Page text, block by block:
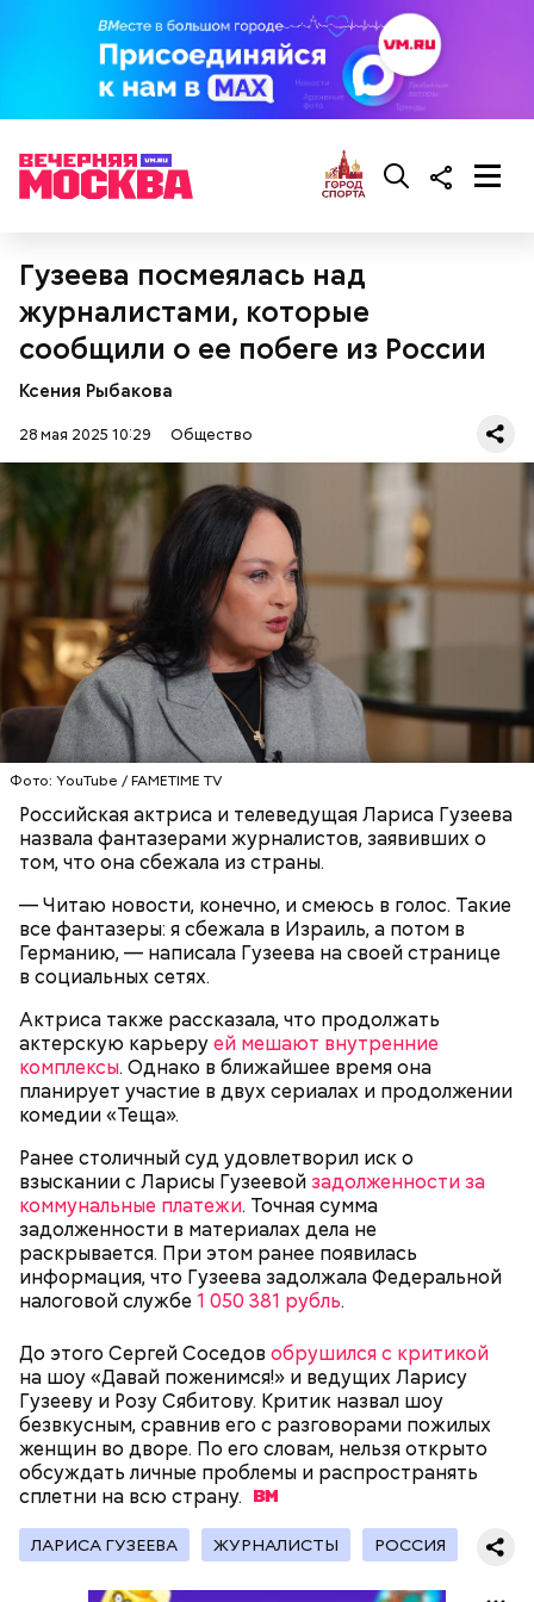
Гузеева посмеялась над
журналистами, которые
сообщили о ее побеге из России
Ксения Рыбакова
28 мая 2025 10:29 Общество
Фото: YouTube / FAMETIME TV
Российская актриса и телеведущая Лариса Гузеева
назвала фантазерами журналистов, заявивших о
том, что она сбежала из страны.
— Читаю новости, конечно, и смеюсь в голос. Такие
все фантазеры: я сбежала в Израиль, а потом в
Германию, — написала Гузеева на своей странице
в социальных сетях.
Актриса также рассказала, что продолжать
актерскую карьеруей мешают внутренние
комплексы. Однако в ближайшее время она
планирует участие в двух сериалах и продолжении
комедии «Теща».
Ранее столичный суд удовлетворил иск о
взыскании с Ларисы Гузеевойзадолженности за
коммунальные платежи. Точная сумма
задолженности в материалах дела не
раскрывается. При этом ранее появилась
информация, что Гузеева задолжала Федеральной
налоговой службе 1 050 381 рубль.
До этого Сергей Соседов обрушился с критикой
на шоу «Давай поженимся!» и ведущих Ларису
Гузееву и Розу Сябитову. Критик назвал шоу
безвкусным, сравнив его с разговорами пожилых
женщин во дворе. По его словам, нельзя открыто
обсуждать личные проблемы и распространять
сплетни на всю страну.
ЛАРИСА ГУЗЕЕВА ЖУРНАЛИСТЫ РОССИЯ
— Кабачки, порезанные кубиками, нужно легко
обжарить на сковороде. К ним добавляются зелень
петрушки, чеснок, соль и оливковое масло.
Получается очень вкусно, — поделился рецептом
Копылов.
Спагетти из кабачков
Ингредиенты:
растительное масло;
помидоры черри либо грунтовые.
с сахарным диабетом;
лишним весом.
— В дыне содержится много сахара, который
представлен фруктозой. С одной стороны — это
хорошо, потому что дает энергию. Но важно
помнить, что сладкими дынями не нужно сильно
увлекаться, так же как и арбузами, людям с
сахарным диабетом и лишним весом, —
подчеркнула доктор.
Терапевт Кондрахин назвал
продукты и напитки, которые
выводят токсины из организма
Ранние плоды, по словам врача, лучше не есть:
пожилым;
детям.
Чистит сосуды и защищает от